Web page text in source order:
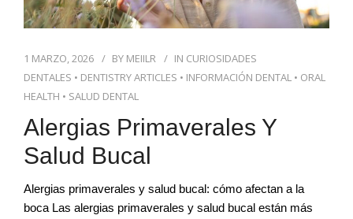
1 MARZO, 2026 BY MEIILR IN CURIOSIDADES
DENTALES • DENTISTRY ARTICLES • INFORMACIÓN DENTAL • ORAL
HEALTH • SALUD DENTAL
Alergias Primaverales Y
Salud Bucal
Alergias primaverales y salud bucal: cómo afectan a la
boca Las alergias primaverales y salud bucal están más